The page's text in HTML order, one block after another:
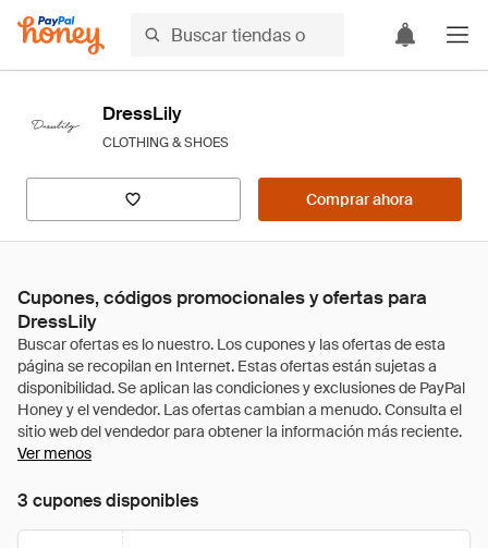
DressLily
CLOTHING & SHOES
Comprar ahora
Cupones, códigos promocionales y ofertas para
DressLily
Ver menos
3 cupones disponibles